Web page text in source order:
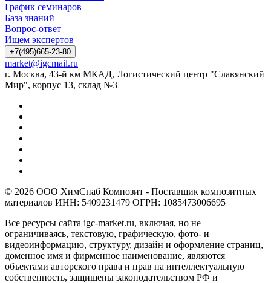
График семинаров
База знаний
Вопрос-ответ
Ищем экспертов
+7(495)665-23-80
market@igcmail.ru
г. Москва, 43-й км МКАД, Логистический центр "Славянский
Мир", корпус 13, склад №3
© 2026 ООО ХимСнаб Композит - Поставщик композитных
материалов ИНН: 5409231479 ОГРН: 1085473006695
Все ресурсы сайта igc-market.ru, включая, но не
ограничиваясь, текстовую, графическую, фото- и
видеоинформацию, структуру, дизайн и оформление страниц,
доменное имя и фирменное наименование, являются
объектами авторского права и прав на интеллектуальную
собственность, защищены законодательством РФ и